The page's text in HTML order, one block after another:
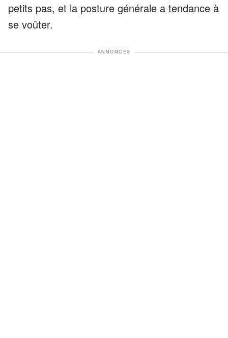
petits pas, et la posture générale a tendance à
se voûter.
ANNONCES